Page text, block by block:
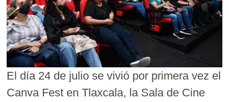
El día 24 de julio se vivió por primera vez el
Canva Fest en Tlaxcala, la Sala de Cine